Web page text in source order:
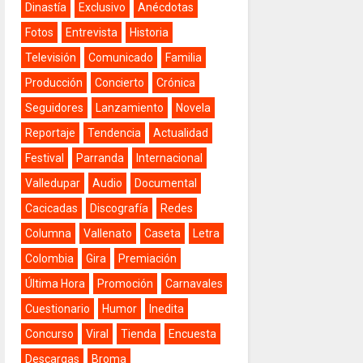
Dinastía Exclusivo
Anécdotas
Fotos
Entrevista
Historia
Televisión
Comunicado
Familia
Producción
Concierto
Crónica
Seguidores
Lanzamiento
Novela
Reportaje
Tendencia
Actualidad
Festival
Parranda
Internacional
Valledupar
Audio
Documental
Cacicadas
Discografía
Redes
Columna
Vallenato Caseta
Letra
Colombia
Gira
Premiación
Última Hora
Promoción
Carnavales
Cuestionario
Humor
Inedita
Concurso
Viral Tienda
Encuesta
Descargas
Broma